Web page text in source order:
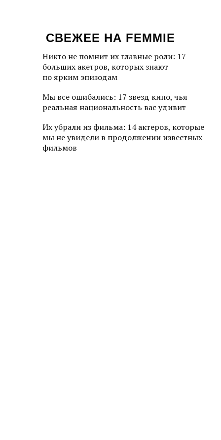
СВЕЖЕЕ НА FEMMIE
Никто не помнит их главные роли: 17
больших акетров, которых знают
по ярким эпизодам
Мы все ошибались: 17 звезд кино, чья
реальная национальность вас удивит
Их убрали из фильма: 14 актеров, которые
мы не увидели в продолжении известных
фильмов